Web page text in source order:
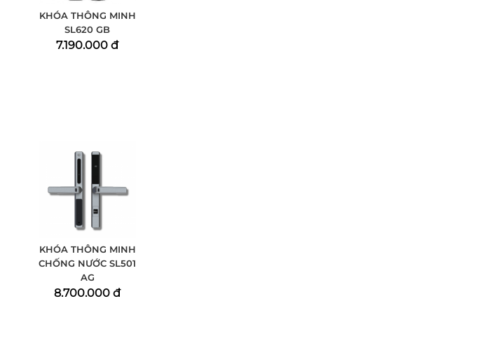
KHÓA THÔNG MINH
SL620 GB
7.190.000 đ
KHÓA THÔNG MINH
CHỐNG NƯỚC SL501
AG
8.700.000 đ